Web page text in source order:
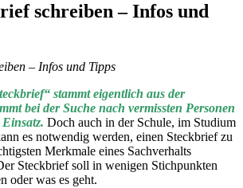
schreiben – Infos und
– Infos und Tipps
stammt eigentlich aus der
bei der Suche nach vermissten Personen
Doch auch in der Schule, im Studium
es notwendig werden, einen Steckbrief zu
Merkmale eines Sachverhalts
Steckbrief soll in wenigen Stichpunkten
oder was es geht.